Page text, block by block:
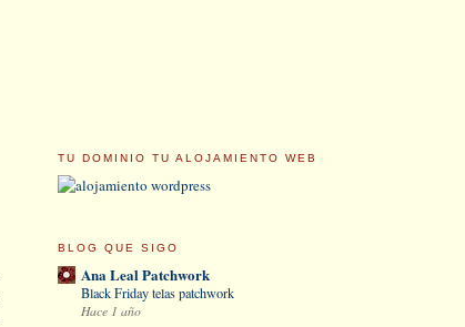
TU DOMINIO TU ALOJAMIENTO WEB
BLOG QUE SIGO
Ana Leal Patchwork
Black Friday telas patchwork
Hace 1 año